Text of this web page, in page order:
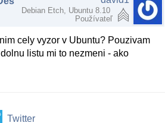
Debian Etch, Ubuntu 8.10
Používateľ
cely vyzor v Ubuntu? Pouzivam
listu mi to nezmeni - ako
Twitter